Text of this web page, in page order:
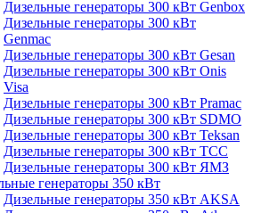
Дизельные генераторы 300 кВт Genbox
Дизельные генераторы 300 кВт
Genmac
Дизельные генераторы 300 кВт Gesan
Дизельные генераторы 300 кВт Onis
Visa
Дизельные генераторы 300 кВт Pramac
Дизельные генераторы 300 кВт SDMO
Дизельные генераторы 300 кВт Teksan
Дизельные генераторы 300 кВт ТСС
Дизельные генераторы 300 кВт ЯМЗ
генераторы 350 кВт
Дизельные генераторы 350 кВт AKSA